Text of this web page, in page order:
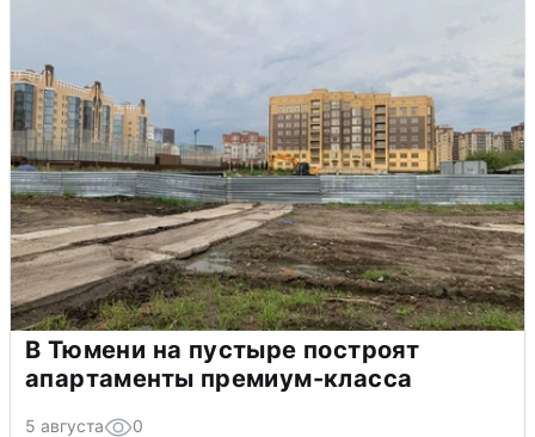
В Тюмени на пустыре построят
апартаменты премиум-класса
5 августа 0